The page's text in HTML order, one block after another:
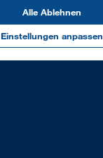
Einstellungen anpassen
Alle Ablehnen